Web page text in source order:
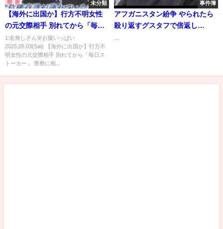
未分類
【海外に出国か】行方不明女性
の元交際相手 別れてから「毎日
ストーカー」 警察に相談も“対応
せず”と家族訴え
1:名無しさん＠お腹いっぱい
2025.05.03(Sat) 【海外に出国か】行方不
明女性の元交際相手 別れてから「毎日ス
トーカー」 警察に相...
事件簿
アフガニスタン紛争 やられたら
殺り返すグスタフで倍返し